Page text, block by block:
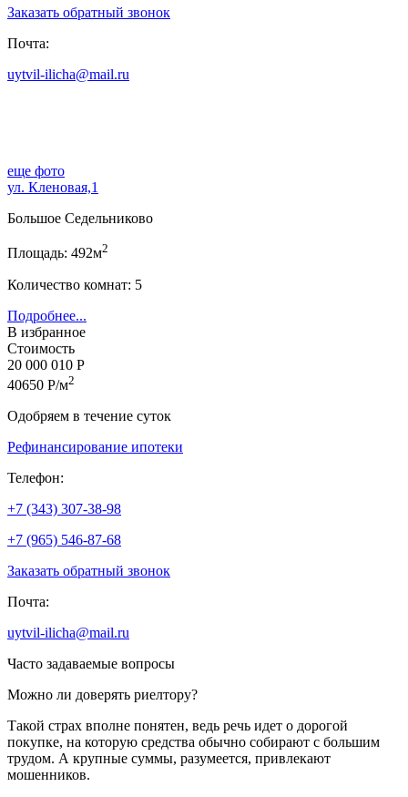
Заказать обратный звонок
Почта:
uytvil-ilicha@mail.ru
еще фото
ул. Кленовая,1
Большое Седельниково
Площадь: 492м2
Количество комнат: 5
Подробнее...
В избранное
Стоимость
20 000 010 Р
40650 Р/м2
Одобряем в течение суток
Рефинансирование ипотеки
Телефон:
+7 (343) 307-38-98
+7 (965) 546-87-68
Заказать обратный звонок
Почта:
uytvil-ilicha@mail.ru
Часто задаваемые вопросы
Можно ли доверять риелтору?
Такой страх вполне понятен, ведь речь идет о дорогой
покупке, на которую средства обычно собирают с большим
трудом. А крупные суммы, разумеется, привлекают
мошенников.